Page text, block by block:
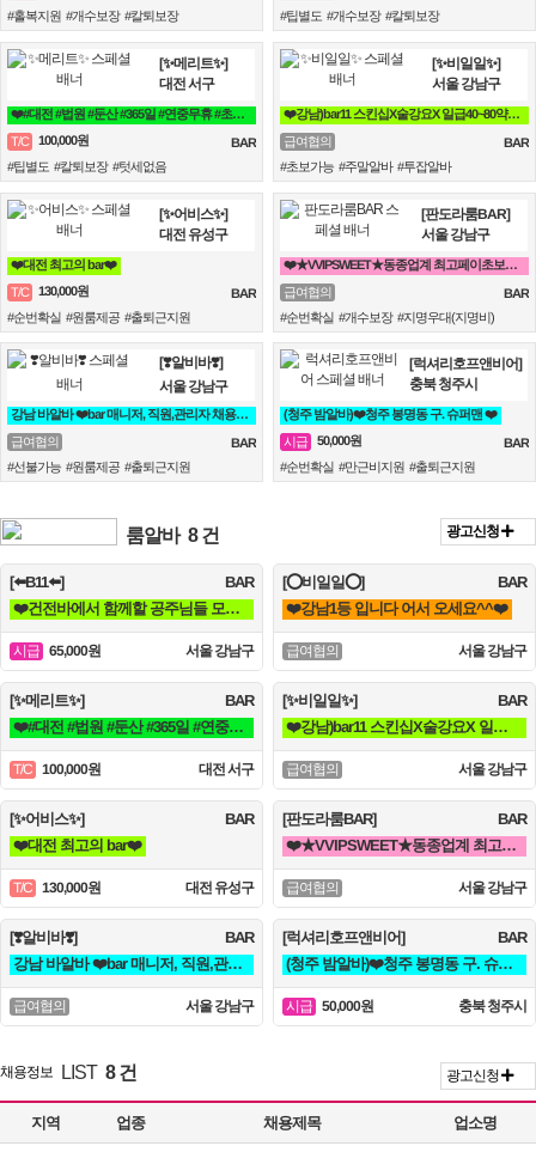
#홀복지원 #개수보장 #칼퇴보장
#팁별도 #개수보장 #칼퇴보장
[✨메리트✨]
대전 서구
❤️#대전 #법원 #둔산 #365일 #연중무휴 #초보자환영 #당일지급 #텃세❤️
T/C
100,000원
BAR
#팁별도 #칼퇴보장 #텃세없음
[✨비일일✨]
서울 강남구
❤️강남)bar11 스킨십X술강요X 일급40~80약속 토킹바 꿀알바❤️
급여협의
BAR
#초보가능 #주말알바 #투잡알바
[✨어비스✨]
대전 유성구
❤️대전 최고의 bar❤️
T/C
130,000원
BAR
#순번확실 #원룸제공 #출퇴근지원
[판도라룸BAR]
서울 강남구
❤️★VVIPSWEET★동종업계 최고페이초보환영갯수Ok술X출근강요X블랙X❤️
급여협의
BAR
#순번확실 #개수보장 #지명우대(지명비)
[❣️알비바❣️]
서울 강남구
강남 바알바 ❤️bar 매니저, 직원,관리자 채용합니다.❤️
급여협의
BAR
#선불가능 #원룸제공 #출퇴근지원
[럭셔리호프앤비어]
충북 청주시
(청주 밤알바)❤️청주 봉명동 구. 슈퍼맨 ❤️
시급
50,000원
BAR
#순번확실 #만근비지원 #출퇴근지원
룸알바 8 건 광고신청
[⬅️B11⬅️]
BAR
❤️건전바에서 함께할 공주님들 모집합니다❤️
시급 65,000원 서울 강남구
[⭕비일일⭕]
BAR
❤️강남1등 입니다 어서 오세요^^❤️
급여협의 서울 강남구
[✨메리트✨]
BAR
❤️#대전 #법원 #둔산 #365일 #연중무휴 #초보자환영 #당일지급 #텃세❤️
T/C 100,000원 대전 서구
[✨비일일✨]
BAR
❤️강남)bar11 스킨십X술강요X 일급40~80약속 토킹바 꿀알바❤️
급여협의 서울 강남구
[✨어비스✨]
BAR
❤️대전 최고의 bar❤️
T/C 130,000원 대전 유성구
[판도라룸BAR]
BAR
❤️★VVIPSWEET★동종업계 최고페이초보환영갯수Ok술X출근강요X블랙X❤️
급여협의 서울 강남구
[❣️알비바❣️]
BAR
강남 바알바 ❤️bar 매니저, 직원,관리자 채용합니다.❤️
급여협의 서울 강남구
[럭셔리호프앤비어]
BAR
(청주 밤알바)❤️청주 봉명동 구. 슈퍼맨 ❤️
시급 50,000원 충북 청주시
채용정보 LIST 8 건 광고신청
지역 업종 채용제목 업소명